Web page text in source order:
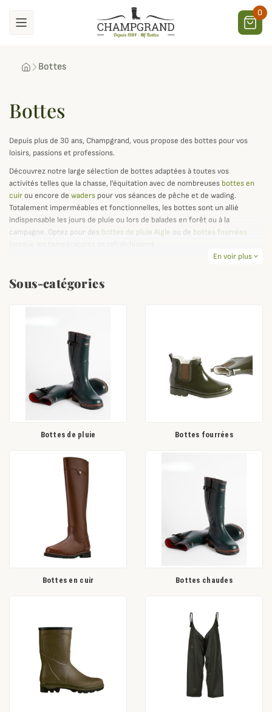
0
Bottes
Bottes
Depuis plus de 30 ans, Champgrand, vous propose des bottes pour vos
loisirs, passions et professions.
Découvrez notre large sélection de bottes adaptées à toutes vos
activités telles que la chasse, l'équitation avec de nombreuses bottes en
cuirou encore de waders pour vos séances de pêche et de wading.
Totalement imperméables et fonctionnelles, les bottes sont un allié
indispensable les jours de pluie ou lors de balades en forêt ou à la
campagne. Optez pour des bottes de pluie Aigle ou de bottes fourrées
Profitez aussi d'un grand choix de bottes femme au meilleur prix pour vos
professionnelles comme des bottes d'équitation sans fermeture éclair ou
Chez Champgrand, bénéficiez du savoir-faire d'un spécialiste pour trouver
la paire de bottes la plus adaptée à vos pratiques et retrouvez tous
pour entretenir au mieux vos bottes en caoutchouc ou
En voir plus expand_more
Sous-catégories
Bottes de pluie Bottes fourrées
Bottes en cuir Bottes chaudes